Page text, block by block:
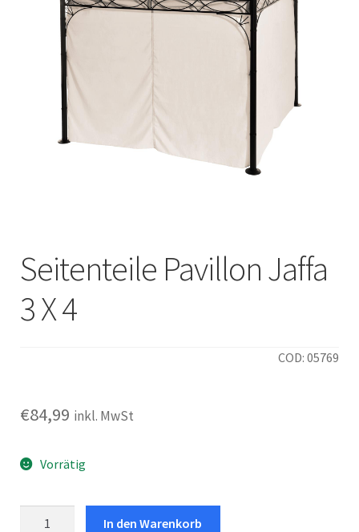
English
Deutsch
Italiano
Seitenteile Pavillon Jaffa
3 X 4
COD: 05769
€84,99 inkl. MwSt
Vorrätig
In den Warenkorb